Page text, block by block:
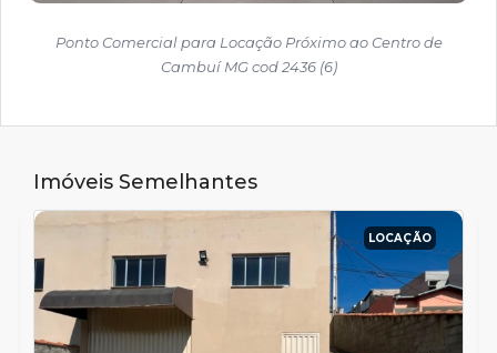
Ponto Comercial para Locação Próximo ao Centro de
Cambuí MG cod 2436 (6)
Imóveis Semelhantes
LOCAÇÃO